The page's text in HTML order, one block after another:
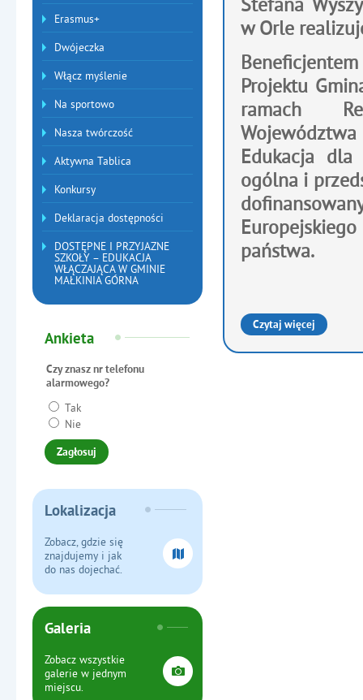
Erasmus+
Dwójeczka
Włącz myślenie
Na sportowo
Nasza twórczość
Aktywna Tablica
Konkursy
Deklaracja dostępności
DOSTĘPNE I PRZYJAZNE
SZKOŁY – EDUKACJA
WŁĄCZAJĄCA W GMINIE
MAŁKINIA GÓRNA
Ankieta
Czy znasz nr telefonu
alarmowego?
Tak
Nie
Lokalizacja
Zobacz, gdzie się
znajdujemy i jak
do nas dojechać.
Galeria
Zobacz wszystkie
galerie w jednym
miejscu.
w Orle
Projektu
ramach
Edukacja dla
ogólna i
państwa.
Czytaj więcej